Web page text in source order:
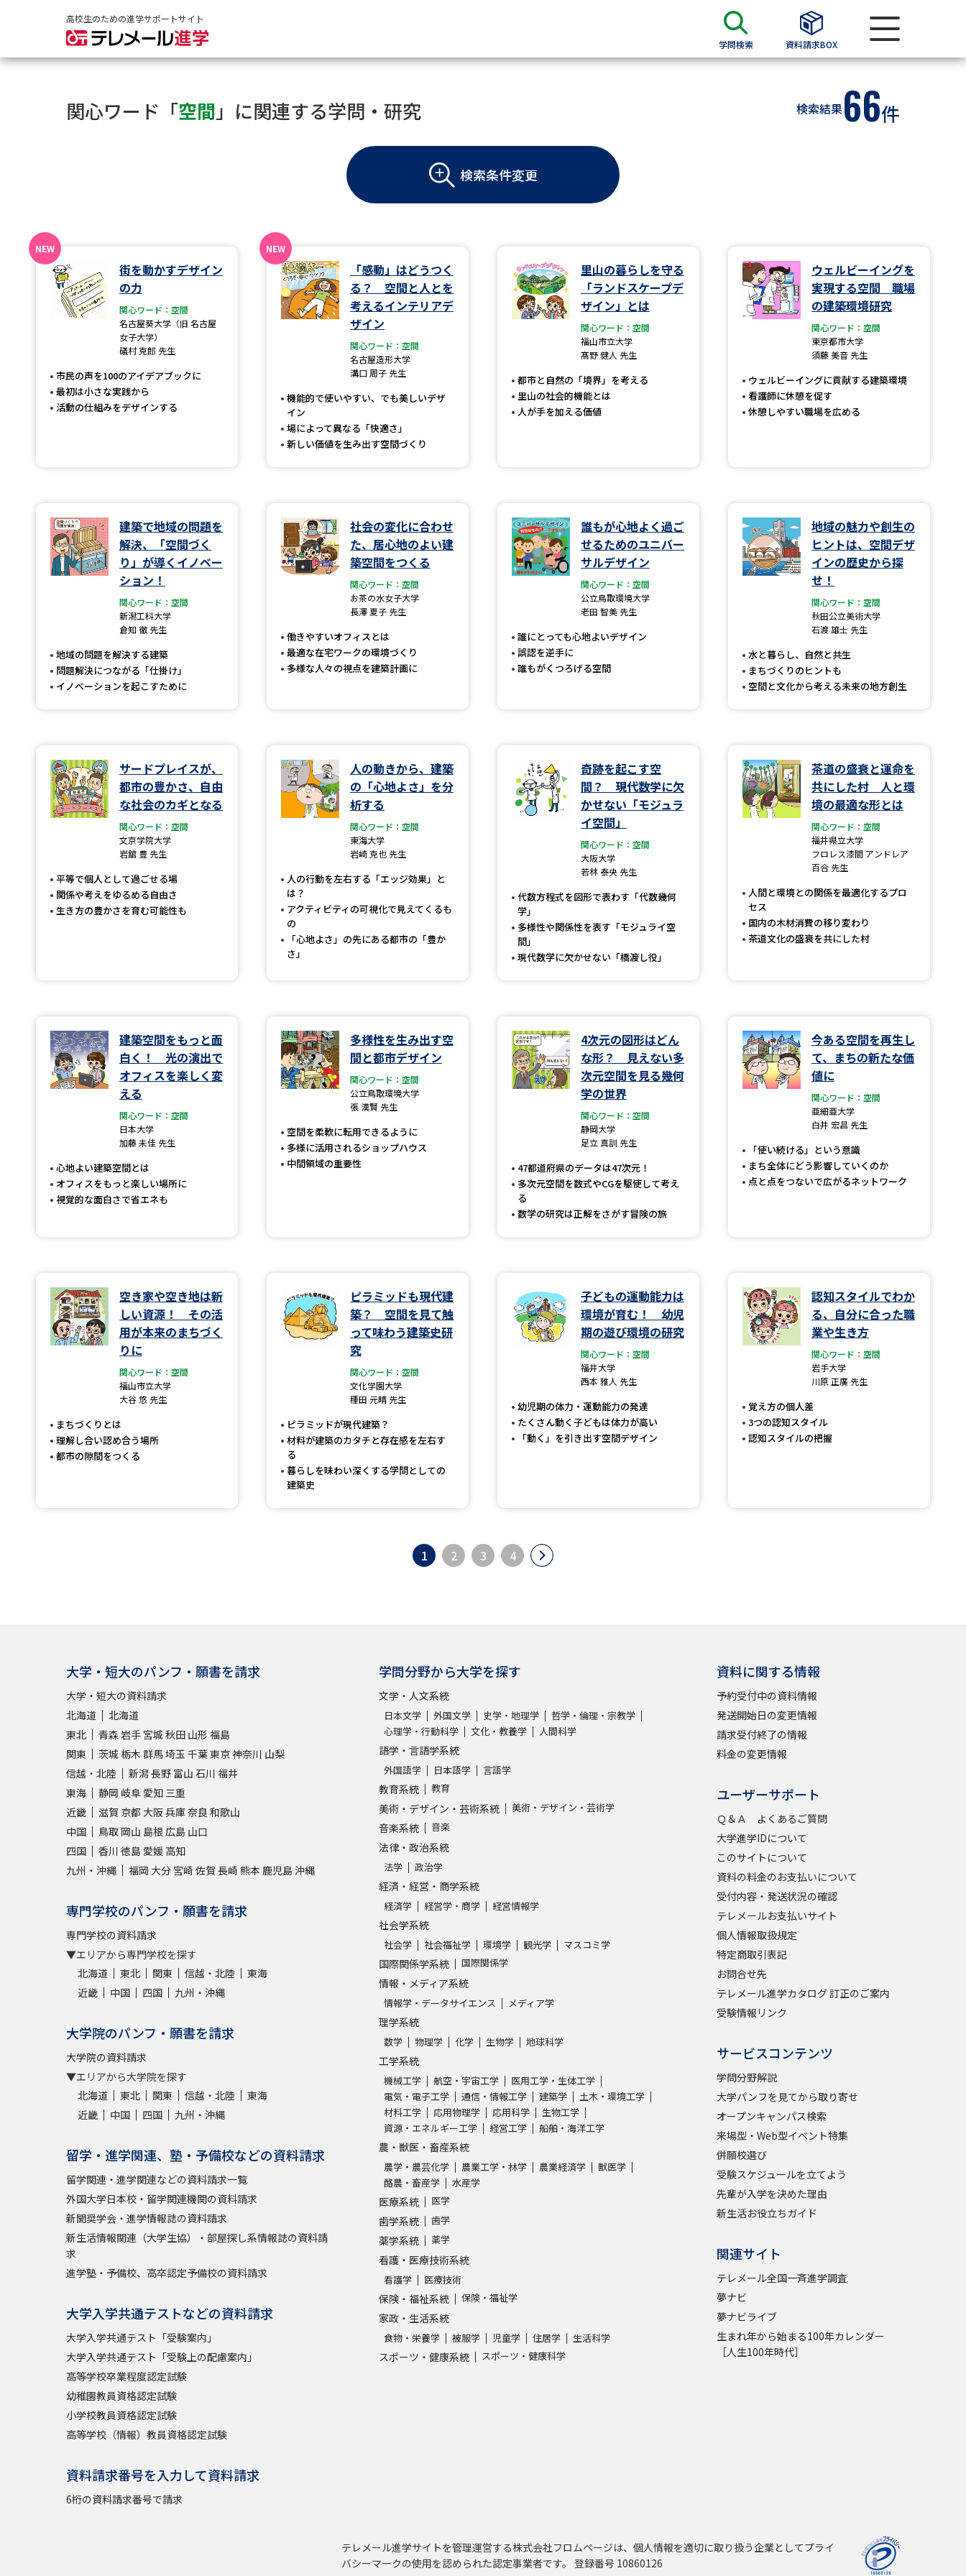
高校生のための進学サポートサイト
学問検索 資料請求BOX
大学・短大の資料種類から請求
大学パンフ
学部・学科パンフ
総合型選抜・学校推薦型選抜 募集要項＆願書
大学・短大以外の資料から請求
専門学校の資料請求 大学院の資料請求
留学・進学関連、塾・予備校
大学入学共通テスト「受験案内」の請求
大学入学共通テスト「受験上の配慮案内」の請求
高等学校卒業程度認定試験
幼稚園教員資格認定試験
小学校教員資格認定試験
高等学校（情報）教員資格認定試験
大学で学べる内容や特徴を調べる
新増設大学・学部・学科特集
国際・グローバルに強い大学特集
奨学金・特待生制度特集
新学年スタート号特集ページ（高3生用）
新学年スタート号特集ページ（高2生用）
SELFBRAND特集ページ
受験準備 資料検索
志望校・出願校を調べる
併願校選び 受験スケジュールを立てよう
先輩が入学を決めた理由
テレメール全国一斉進学調査
大学で学びたい学問発見
学問のミニ講義「夢ナビ講義」 学問分野解説 学問の教科書 夢ナビライブ
Ｑ＆Ａ よくあるご質問
関心ワード「空間 」に関連する学問・研究 検索結果66件
検索条件変更
街を動かすデザイン
の力
関心ワード：空間
名古屋葵大学（旧 名古屋
女子大学）
礒村 克郎 先生
市民の声を100のアイデアブックに
最初は小さな実践から
活動の仕組みをデザインする
「感動」はどうつく
る？ 空間と人とを
考えるインテリアデ
ザイン
関心ワード：空間
名古屋造形大学
溝口 周子 先生
機能的で使いやすい、でも美しいデザ
イン
場によって異なる「快適さ」
新しい価値を生み出す空間づくり
里山の暮らしを守る
「ランドスケープデ
ザイン」とは
関心ワード：空間
福山市立大学
髙野 健人 先生
都市と自然の「境界」を考える
里山の社会的機能とは
人が手を加える価値
ウェルビーイングを
実現する空間 職場
の建築環境研究
関心ワード：空間
東京都市大学
須藤 美音 先生
ウェルビーイングに貢献する建築環境
看護師に休憩を促す
休憩しやすい職場を広める
建築で地域の問題を
解決、「空間づく
り」が導くイノベー
ション！
関心ワード：空間
新潟工科大学
倉知 徹 先生
地域の問題を解決する建築
問題解決につながる「仕掛け」
イノベーションを起こすために
社会の変化に合わせ
た、居心地のよい建
築空間をつくる
関心ワード：空間
お茶の水女子大学
長澤 夏子 先生
働きやすいオフィスとは
最適な在宅ワークの環境づくり
多様な人々の視点を建築計画に
誰もが心地よく過ご
せるためのユニバー
サルデザイン
関心ワード：空間
公立鳥取環境大学
老田 智美 先生
誰にとっても心地よいデザイン
誤認を逆手に
誰もがくつろげる空間
地域の魅力や創生の
ヒントは、空間デザ
インの歴史から探
せ！
関心ワード：空間
秋田公立美術大学
石渡 雄士 先生
水と暮らし、自然と共生
まちづくりのヒントも
空間と文化から考える未来の地方創生
サードプレイスが、
都市の豊かさ、自由
な社会のカギとなる
関心ワード：空間
文京学院大学
岩舘 豊 先生
平等で個人として過ごせる場
関係や考えをゆるめる自由さ
生き方の豊かさを育む可能性も
人の動きから、建築
の「心地よさ」を分
析する
関心ワード：空間
東海大学
岩崎 克也 先生
人の行動を左右する「エッジ効果」と
は？
アクティビティの可視化で見えてくるも
の
「心地よさ」の先にある都市の「豊か
さ」
奇跡を起こす空
間？ 現代数学に欠
かせない「モジュラ
イ空間」
関心ワード：空間
大阪大学
若林 泰央 先生
代数方程式を図形で表わす「代数幾何
学」
多様性や関係性を表す「モジュライ空
間」
現代数学に欠かせない「橋渡し役」
茶道の盛衰と運命を
共にした村 人と環
境の最適な形とは
関心ワード：空間
福井県立大学
フロレス漆間 アンドレア
百合 先生
人間と環境との関係を最適化するプロ
セス
国内の木材消費の移り変わり
茶道文化の盛衰を共にした村
建築空間をもっと面
白く！ 光の演出で
オフィスを楽しく変
える
関心ワード：空間
日本大学
加藤 未佳 先生
心地よい建築空間とは
オフィスをもっと楽しい場所に
視覚的な面白さで省エネも
多様性を生み出す空
間と都市デザイン
関心ワード：空間
公立鳥取環境大学
張 漢賢 先生
空間を柔軟に転用できるように
多様に活用されるショップハウス
中間領域の重要性
4次元の図形はどん
な形？ 見えない多
次元空間を見る幾何
学の世界
関心ワード：空間
静岡大学
足立 真訓 先生
47都道府県のデータは47次元！
多次元空間を数式やCGを駆使して考え
る
数学の研究は正解をさがす冒険の旅
今ある空間を再生し
て、まちの新たな価
値に
関心ワード：空間
亜細亜大学
白井 宏昌 先生
「使い続ける」という意識
まち全体にどう影響していくのか
点と点をつないで広がるネットワーク
空き家や空き地は新
しい資源！ その活
用が本来のまちづく
りに
関心ワード：空間
福山市立大学
大谷 悠 先生
まちづくりとは
理解し合い認め合う場所
都市の隙間をつくる
ピラミッドも現代建
築？ 空間を見て触
って味わう建築史研
究
関心ワード：空間
文化学園大学
種田 元晴 先生
ピラミッドが現代建築？
材料が建築のカタチと存在感を左右す
る
暮らしを味わい深くする学問としての
建築史
子どもの運動能力は
環境が育む！ 幼児
期の遊び環境の研究
関心ワード：空間
福井大学
西本 雅人 先生
幼児期の体力・運動能力の発達
たくさん動く子どもは体力が高い
「動く」を引き出す空間デザイン
認知スタイルでわか
る、自分に合った職
業や生き方
関心ワード：空間
岩手大学
川原 正廣 先生
覚え方の個人差
3つの認知スタイル
認知スタイルの把握
1 2 3 4
大学・短大のパンフ・願書を請求
大学・短大の資料請求
北海道
北海道
東北
青森 岩手 宮城 秋田 山形 福島
関東
茨城 栃木 群馬埼玉 千葉東京神奈川 山梨
信越・北陸
新潟長野 富山 石川 福井
東海
静岡 岐阜 愛知 三重
近畿
滋賀 京都 大阪兵庫奈良 和歌山
中国
鳥取 岡山 島根 広島 山口
四国
香川 徳島 愛媛 高知
九州・沖縄
福岡 大分 宮崎 佐賀 長崎 熊本 鹿児島沖縄
専門学校のパンフ・願書を請求
専門学校の資料請求
▼エリアから専門学校を探す
北海道
東北 関東 信越・北陸
東海
近畿
中国 四国 九州・沖縄
大学院のパンフ・願書を請求
大学院の資料請求
▼エリアから大学院を探す
北海道
東北 関東 信越・北陸
東海
近畿
中国 四国 九州・沖縄
留学・進学関連、塾・予備校などの資料請求
留学関連・進学関連などの資料請求一覧
外国大学日本校・留学関連機関の資料請求
新聞奨学会・進学情報誌の資料請求
新生活情報関連（大学生協）・部屋探し系情報誌の資料請
求
進学塾・予備校、高卒認定予備校の資料請求
大学入学共通テストなどの資料請求
大学入学共通テスト「受験案内」
大学入学共通テスト「受験上の配慮案内」
高等学校卒業程度認定試験
幼稚園教員資格認定試験
小学校教員資格認定試験
高等学校（情報）教員資格認定試験
資料請求番号を入力して資料請求
6桁の資料請求番号で請求
学問分野から大学を探す
文学・人文系統
日本文学 外国文学 史学・地理学
哲学・倫理・宗教学
心理学・行動科学
文化・教養学 人間科学
語学・言語学系統
外国語学 日本語学 言語学
教育系統 教育
美術・デザイン・芸術系統 美術・デザイン・芸術学
音楽系統 音楽
法律・政治系統
法学 政治学
経済・経営・商学系統
経済学 経営学・商学 経営情報学
社会学系統
社会学 社会福祉学 環境学 観光学 マスコミ学
国際関係学系統 国際関係学
情報・メディア系統
情報学・データサイエンス メディア学
理学系統
数学 物理学 化学 生物学 地球科学
工学系統
機械工学 航空・宇宙工学
医用工学・生体工学
電気・電子工学
通信・情報工学 建築学
土木・環境工学
材料工学
応用物理学 応用科学
生物工学
資源・エネルギー工学
経営工学 船舶・海洋工学
農・獣医・畜産系統
農学・農芸化学 農業工学・林学 農業経済学
獣医学
酪農・畜産学
水産学
医療系統 医学
歯学系統 歯学
薬学系統 薬学
看護・医療技術系統
看護学 医療技術
保険・福祉系統 保険・福祉学
家政・生活系統
食物・栄養学 被服学 児童学 住居学 生活科学
スポーツ・健康系統 スポーツ・健康科学
資料に関する情報
予約受付中の資料情報
発送開始日の変更情報
請求受付終了の情報
料金の変更情報
ユーザーサポート
Ｑ＆Ａ よくあるご質問
大学進学IDについて
このサイトについて
資料の料金のお支払いについて
受付内容・発送状況の確認
テレメールお支払いサイト
個人情報取扱規定
特定商取引表記
お問合せ先
テレメール進学カタログ 訂正のご案内
受験情報リンク
サービスコンテンツ
学問分野解説
大学パンフを見てから取り寄せ
オープンキャンパス検索
来場型・Web型イベント特集
併願校選び
受験スケジュールを立てよう
先輩が入学を決めた理由
新生活お役立ちガイド
関連サイト
テレメール全国一斉進学調査
夢ナビ
夢ナビライブ
生まれ年から始まる100年カレンダー
［人生100年時代］
テレメール進学サイトを管理運営する株式会社フロムページは、個人情報を適切に取り扱う企業としてプライ
バシーマークの使用を認められた認定事業者です。 登録番号 10860126